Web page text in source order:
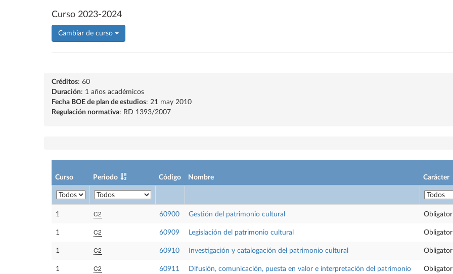
Curso 2023-2024
Cambiar de curso
Créditos: 60
Duración: 1 años académicos
Fecha BOE de plan de estudios: 21 may 2010
Regulación normativa: RD 1393/2007
Curso Periodo Código Nombre Carácter
1 C2 60900 Gestión del patrimonio cultural
1 C2 60909 Legislación del patrimonio cultural
1 C2 60910 Investigación y catalogación del patrimonio cultural
1 C2 60911
Difusión, comunicación, puesta en valor e interpretación del patrimonio